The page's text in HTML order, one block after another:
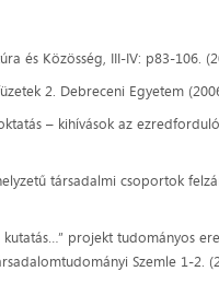
és Közösség, III-IV: p83-106.
2. Debreceni Egyetem
– kihívások az
társadalmi csoportok
projekt tudományos
Szemle 1-2.